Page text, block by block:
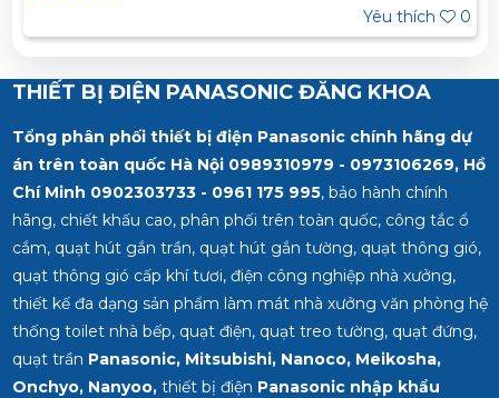
Yêu thích
0
THIẾT BỊ ĐIỆN PANASONIC ĐĂNG KHOA
Tổng phân phối thiết bị điện Panasonic chính hãng dự
án trên toàn quốc Hà Nội 0989310979 - 0973106269, Hồ
Chí Minh 0902303733 - 0961 175 995, bảo hành chính
hãng, chiết khấu cao, phân phối trên toàn quốc, công tắc ổ
cắm, quạt hút gắn trần, quạt hút gắn tường, quạt thông gió,
quạt thông gió cấp khí tươi, điện công nghiệp nhà xưởng,
thiết kế đa dạng sản phẩm làm mát nhà xưởng văn phòng hệ
thống toilet nhà bếp, quạt điện, quạt treo tường, quạt đứng,
quạt trần Panasonic, Mitsubishi, Nanoco, Meikosha,
Onchyo, Nanyoo,thiết bị điện Panasonic nhập khẩu